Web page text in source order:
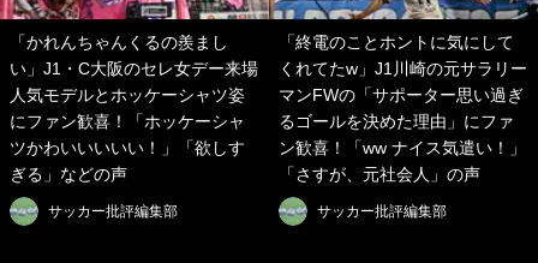
「かれんちゃんくるの羨まし
い」J1・C大阪のセレ女デー来場
人気モデルとホッケーシャツ姿
にファン歓喜！「ホッケーシャ
ツかわいいいいい！」「欲しす
ぎる」などの声
サッカー批評編集部
「終電のことホントに気にして
くれてたw」J1川崎の元サラリー
マンFWの「サポーター思い過ぎ
るゴールを決めた理由」にファ
ン歓喜！「ww ナイス気遣い！」
「さすが、元社会人」の声
サッカー批評編集部